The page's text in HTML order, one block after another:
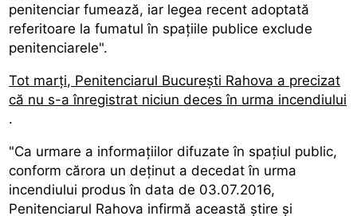
penitenciar fumează, iar legea recent adoptată
referitoare la fumatul în spațiile publice exclude
penitenciarele".
Tot marți, Penitenciarul București Rahova a precizat
că nu s-a înregistrat niciun deces în urma incendiului
.
"Ca urmare a informațiilor difuzate în spațiul public,
conform cărora un deținut a decedat în urma
incendiului produs în data de 03.07.2016,
Penitenciarul Rahova infirmă această știre și